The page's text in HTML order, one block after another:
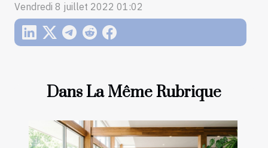
Vendredi 8 juillet 2022 01:02
Dans La Même Rubrique